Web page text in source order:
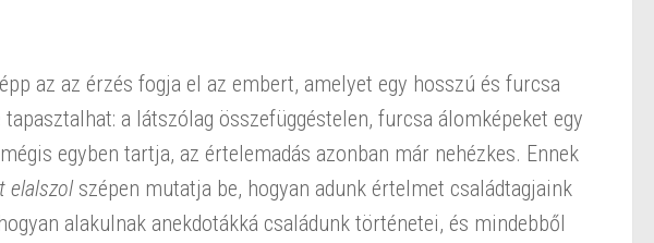
az az érzés fogja el az embert, amelyet egy hosszú és furcsa
a látszólag összefüggéstelen, furcsa álomképeket egy
egyben tartja, az értelemadás azonban már nehézkes. Ennek
elalszolszépen mutatja be, hogyan adunk értelmet családtagjaink
alakulnak anekdotákká családunk történetei, és mindebből